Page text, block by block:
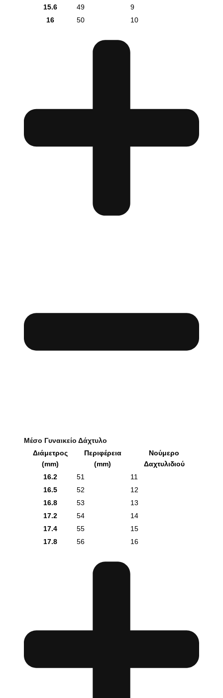
15.6 49
9
16
50 10
Μέσο Γυναικείο Δάχτυλο
Διάμετρος
(mm)
Περιφέρεια
(mm)
Νούμερο
Δαχτυλιδιού
16.2
51
11
16.5
52
12
16.8
53
13
17.2
54
14
17.4
55
15
17.8
56 16